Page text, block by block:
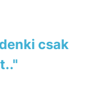
csak